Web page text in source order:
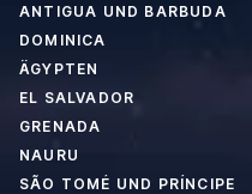
ANTIGUA UND BARBUDA
DOMINICA
ÄGYPTEN
EL SALVADOR
GRENADA
NAURU
SÃO TOMÉ UND PRÍNCIPE